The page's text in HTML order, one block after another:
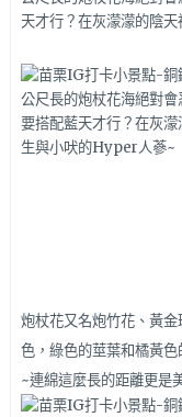
炮杖花又名炮竹花、黃
色，綠色的莖葉和橘黃
~連綿這麼長的距離更是